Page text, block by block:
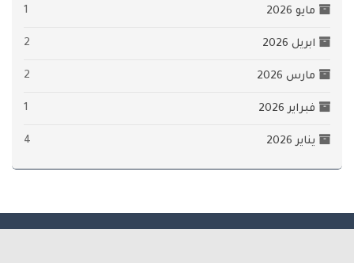
مايو 2026 1
ابريل 2026 2
مارس 2026 2
فبراير 2026 1
يناير 2026 4